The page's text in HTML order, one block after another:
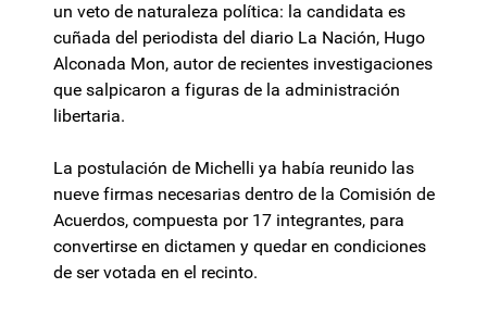
un veto de naturaleza política: la candidata es
cuñada del periodista del diario La Nación, Hugo
Alconada Mon, autor de recientes investigaciones
que salpicaron a figuras de la administración
libertaria.
La postulación de Michelli ya había reunido las
nueve firmas necesarias dentro de la Comisión de
Acuerdos, compuesta por 17 integrantes, para
convertirse en dictamen y quedar en condiciones
de ser votada en el recinto.